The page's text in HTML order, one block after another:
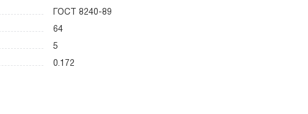
ГОСТ 8240-89
64
5
0.172